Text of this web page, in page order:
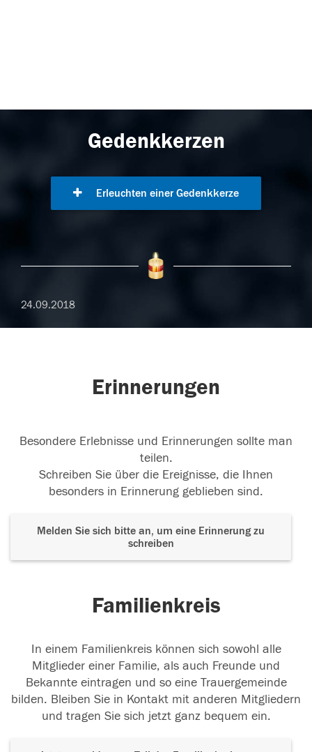
Gedenkkerzen
Erleuchten einer Gedenkkerze
24.09.2018
Erinnerungen
Besondere Erlebnisse und Erinnerungen sollte man
teilen.
Schreiben Sie über die Ereignisse, die Ihnen
besonders in Erinnerung geblieben sind.
Melden Sie sich bitte an, um eine Erinnerung zu
schreiben
Familienkreis
In einem Familienkreis können sich sowohl alle
Mitglieder einer Familie, als auch Freunde und
Bekannte eintragen und so eine Trauergemeinde
bilden. Bleiben Sie in Kontakt mit anderen Mitgliedern
und tragen Sie sich jetzt ganz bequem ein.